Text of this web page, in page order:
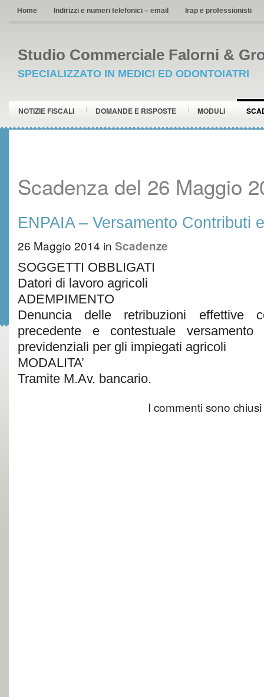
Home Indirizzi e numeri telefonici – email Irap e professionisti
Studio Commerciale Falorni &
SPECIALIZZATO IN MEDICI ED ODONTOIATRI
NOTIZIE FISCALI DOMANDE E RISPOSTE MODULI
Scadenza del 26 Maggio
ENPAIA – Versamento Contributi
26 Maggio 2014 in Scadenze
SOGGETTI OBBLIGATI
Datori di lavoro agricoli
ADEMPIMENTO
Denuncia delle retribuzioni effettive
precedente e contestuale
previdenziali per gli impiegati agricoli
MODALITA’
Tramite M.Av. bancario.
I commenti sono chiusi